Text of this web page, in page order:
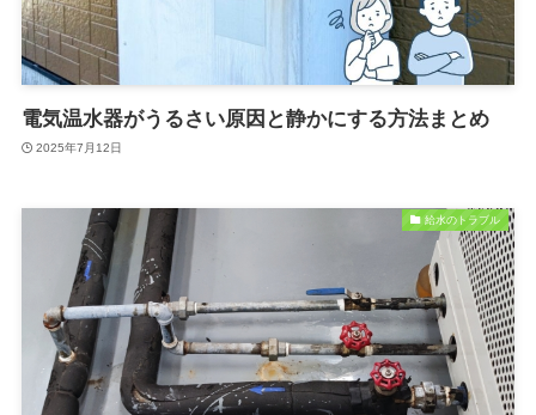
電気温水器がうるさい原因と静かにする方法まとめ
2025年7月12日
給水のトラブル